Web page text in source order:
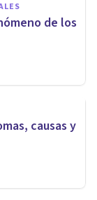
de los
causas y